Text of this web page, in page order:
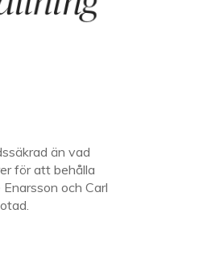
än vad
för att behålla
och Carl